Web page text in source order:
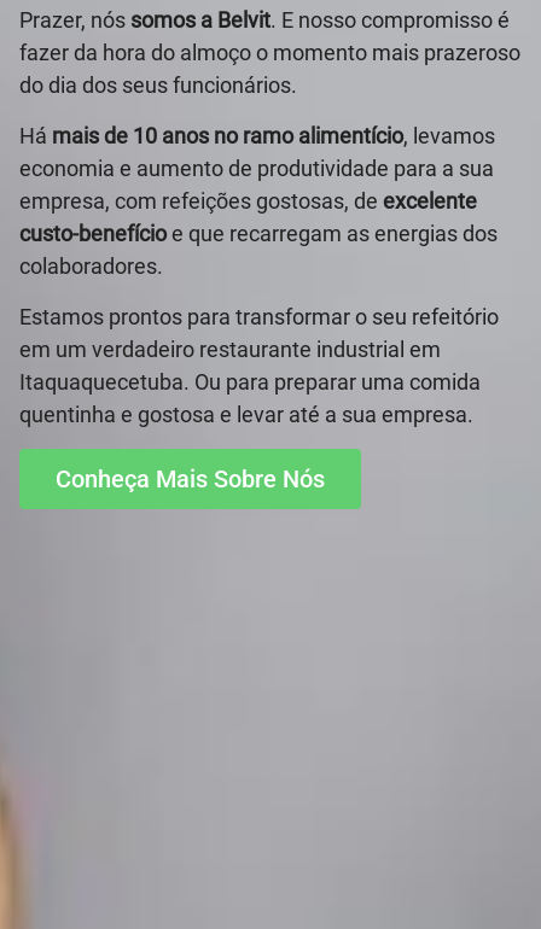
Prazer, nós somos a Belvit. E nosso compromisso é
fazer da hora do almoço o momento mais prazeroso
do dia dos seus funcionários.
Há mais de 10 anos no ramo alimentício, levamos
economia e aumento de produtividade para a sua
empresa, com refeições gostosas, de excelente
custo-benefícioe que recarregam as energias dos
colaboradores.
Estamos prontos para transformar o seu refeitório
em um verdadeiro restaurante industrial em
Itaquaquecetuba. Ou para preparar uma comida
quentinha e gostosa e levar até a sua empresa.
Conheça Mais Sobre Nós